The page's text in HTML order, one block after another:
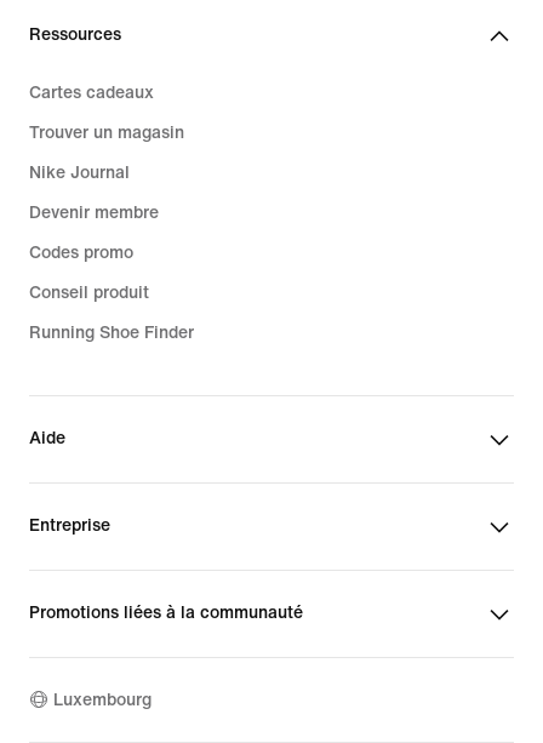
Ressources
Cartes cadeaux
Trouver un magasin
Nike Journal
Devenir membre
Codes promo
Conseil produit
Running Shoe Finder
Aide
Entreprise
Promotions liées à la communauté
Luxembourg